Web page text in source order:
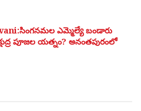
ఎమ్మెల్యే బండారు
పూజల యత్నం? అనంతపురంలో